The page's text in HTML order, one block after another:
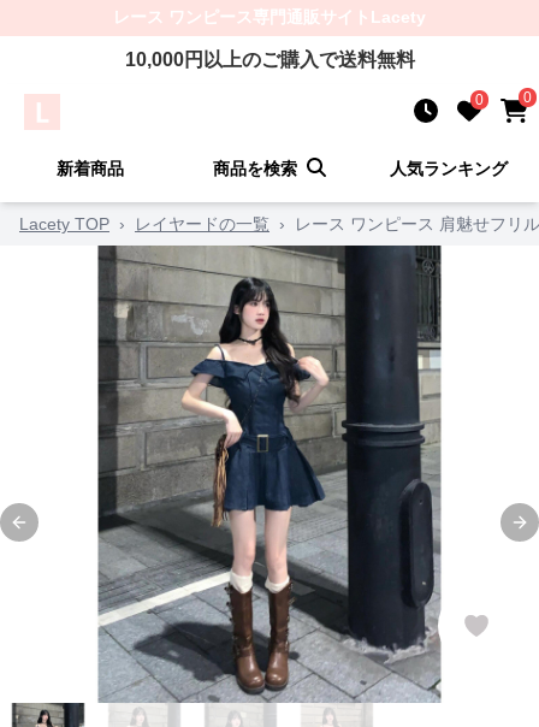
レース ワンピース専門通販サイト Lacety
10,000円以上のご購入で送料無料
0 0
新着商品 商品を検索 人気ランキング
Lacety TOP › レイヤードの一覧 › レース ワンピース 肩魅せフリ
Previous slide